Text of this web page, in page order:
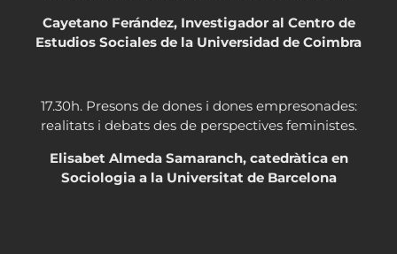
Cayetano Ferández, Investigador al Centro de
Estudios Sociales de la Universidad de Coimbra
17.30h. Presons de dones i dones empresonades:
realitats i debats des de perspectives feministes.
Elisabet Almeda Samaranch, catedràtica en
Sociologia a la Universitat de Barcelona